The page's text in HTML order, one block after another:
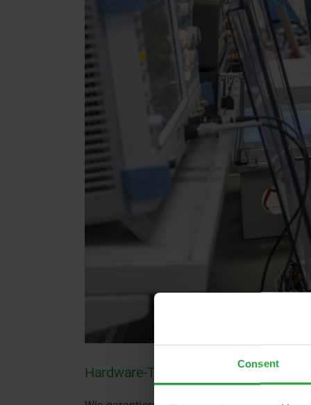
Consent
Hardware-Tests: Qualität,